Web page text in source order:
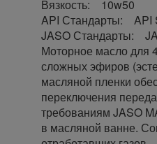
Вязкость: 10w50
API Стандарты: API
JASO Стандарты:
Моторное масло для
сложных эфиров
масляной пленки
переключения
требованиям JASO
в масляной ванне.